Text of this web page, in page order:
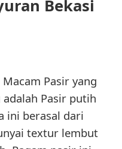
Bekasi
Pasir yang
Pasir putih
ini berasal dari
textur lembut